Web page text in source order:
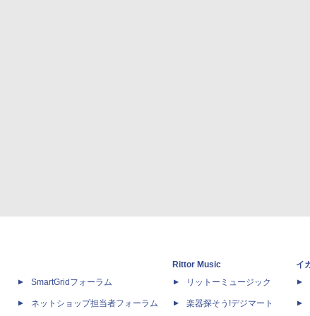
SmartGridフォーラム
ネットショップ担当者フォーラム
Rittor Music
リットーミュージック
楽器探そう!デジマート
イ